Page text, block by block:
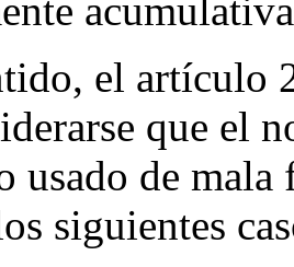
el artículo
que el
usado de mala
siguientes